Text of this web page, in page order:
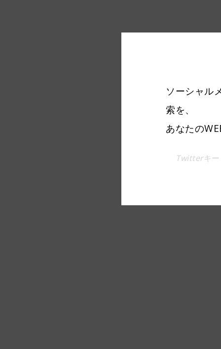
ソーシャル
索を、
あなたの
Twitterキ